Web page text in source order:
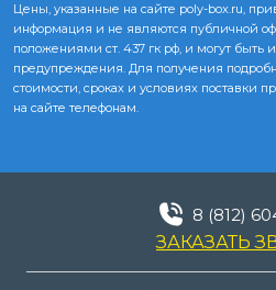
Цены, указанные на сайте poly-box.ru,
информация и не являются публичной
положениями ст. 437 гк рф, и могут
предупреждения. Для получения
стоимости, сроках и условиях поставки
на сайте телефонам.
8 (812)
ЗАКАЗАТЬ